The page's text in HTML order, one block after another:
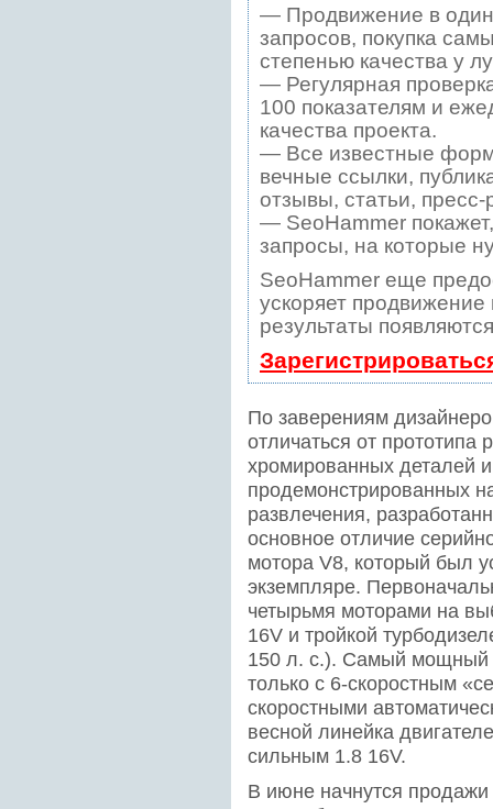
— Продвижение в один
запросов, покупка
степенью качества у
— Регулярная
100 показателям и
качества проекта.
— Все известные
вечные ссылки,
отзывы, статьи,
— SeoHammer
запросы, на которые
SeoHammer еще
ускоряет
результаты
По заверениям
отличаться от прототипа
хромированных деталей
продемонстрированных
развлечения,
основное отличие
мотора V8, который был
экземпляре.
четырьмя моторами на
16V и тройкой
150 л. с.). Самый мощный
только с 6-скоростным
скоростными
весной линейка
сильным 1.8 16V.
В июне начнутся